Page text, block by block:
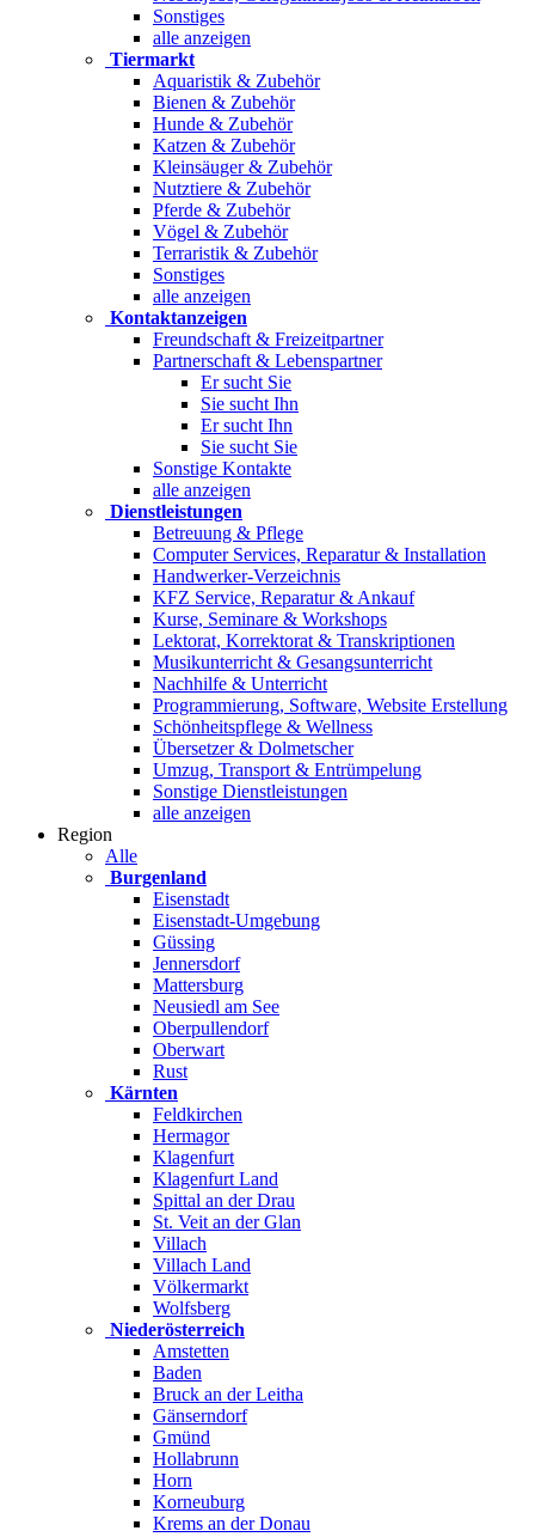
Sonstiges
alle anzeigen
Tiermarkt
Aquaristik & Zubehör
Bienen & Zubehör
Hunde & Zubehör
Katzen & Zubehör
Kleinsäuger & Zubehör
Nutztiere & Zubehör
Pferde & Zubehör
Vögel & Zubehör
Terraristik & Zubehör
Sonstiges
alle anzeigen
Kontaktanzeigen
Freundschaft & Freizeitpartner
Partnerschaft & Lebenspartner
Er sucht Sie
Sie sucht Ihn
Er sucht Ihn
Sie sucht Sie
Sonstige Kontakte
alle anzeigen
Dienstleistungen
Betreuung & Pflege
Computer Services, Reparatur & Installation
Handwerker-Verzeichnis
KFZ Service, Reparatur & Ankauf
Kurse, Seminare & Workshops
Lektorat, Korrektorat & Transkriptionen
Musikunterricht & Gesangsunterricht
Nachhilfe & Unterricht
Programmierung, Software, Website Erstellung
Schönheitspflege & Wellness
Übersetzer & Dolmetscher
Umzug, Transport & Entrümpelung
Sonstige Dienstleistungen
alle anzeigen
Region
Alle
Burgenland
Eisenstadt
Eisenstadt-Umgebung
Güssing
Jennersdorf
Mattersburg
Neusiedl am See
Oberpullendorf
Oberwart
Rust
Kärnten
Feldkirchen
Hermagor
Klagenfurt
Klagenfurt Land
Spittal an der Drau
St. Veit an der Glan
Villach
Villach Land
Völkermarkt
Wolfsberg
Niederösterreich
Amstetten
Baden
Bruck an der Leitha
Gänserndorf
Gmünd
Hollabrunn
Horn
Korneuburg
Krems an der Donau